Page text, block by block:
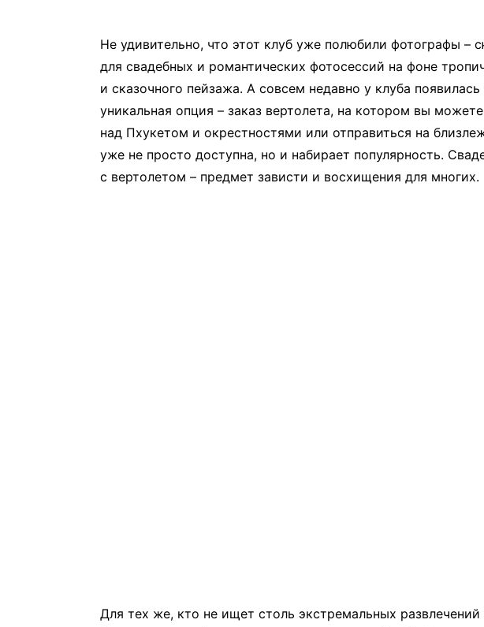
Не удивительно, что этот клуб уже полюбили фотографы –
для свадебных и романтических фотосессий на фоне
и сказочного пейзажа. А совсем недавно у клуба
уникальная опция – заказ вертолета, на котором вы
над Пхукетом и окрестностями или отправиться на
уже не просто доступна, но и набирает популярность.
с вертолетом – предмет зависти и восхищения для многих.
Для тех же, кто не ищет столь экстремальных